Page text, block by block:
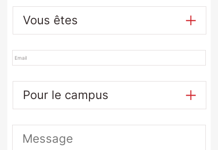
Vous
êtes
Email
Pour
Message